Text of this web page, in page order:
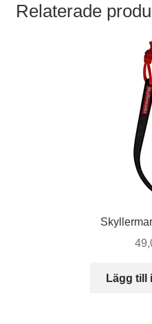
Relaterade
Lägg till